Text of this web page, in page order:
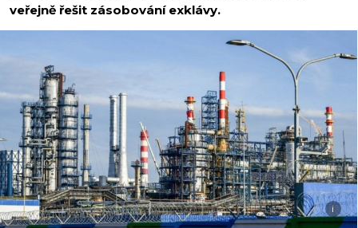
veřejně řešit zásobování exklávy.
i